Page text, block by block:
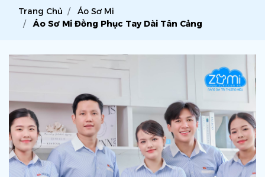
Trang Chủ
Áo Sơ Mi
Áo Sơ Mi Đồng Phục Tay Dài Tân Cảng